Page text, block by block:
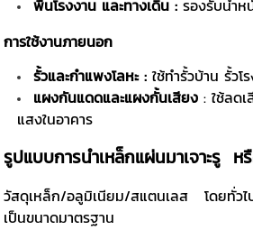
พื้นโรงงาน และทางเดิน : รองรับน้ำห
การใช้งานภายนอก
รั้วและกำแพงโลหะ : ใช้ทำรั้วบ้าน รั้ว
แผงกันแดดและแผงกั้นเสียง : ใช้ลด
แสงในอาคาร
รูปแบบการนำเหล็กแผ่นมาเจาะรู
วัสดุเหล็ก/อลูมิเนียม/สแตนเลส โดยทั่วไ
เป็นขนาดมาตรฐาน